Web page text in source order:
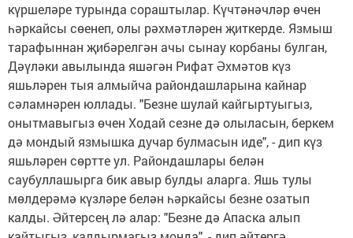
күршеләре турында сораштылар. Күчтәнәчләр өчен
һәркайсы сөенеп, олы рәхмәтләрен җиткерде. Язмыш
тарафыннан җибәрелгән ачы сынау корбаны булган,
Дәүләки авылында яшәгән Рифат Әхмәтов күз
яшьләрен тыя алмыйча райондашларына кайнар
сәламнәрен юллады. "Безне шулай кайгыртуыгыз,
онытмавыгыз өчен Ходай сезне дә олыласын, беркем
дә мондый язмышка дучар булмасын иде", - дип күз
яшьләрен сөртте ул. Райондашлары белән
саубуллашырга бик авыр булды аларга. Яшь тулы
мөлдерәмә күзләре белән һәркайсы безне озатып
калды. Әйтерсең лә алар: "Безне дә Апаска алып